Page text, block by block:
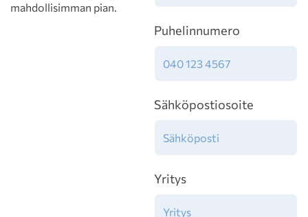
mahdollisimman pian.
Puhelinnumero
Sähköpostiosoite
Yritys